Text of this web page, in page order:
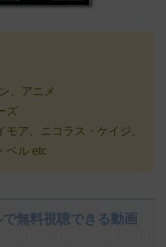
、アニメ
ズ
ア、ニコラス・ケイジ、
ベル etc
無料視聴できる動画